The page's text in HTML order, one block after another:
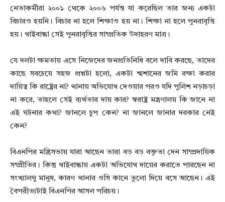
নেতাকর্মীরা ২০০১ থেকে ২০০৬ পর্যন্ত যা করেছিল তার জন্য একটা
বিচারও হয়নি। বিচার না হলে শিক্ষাও হয় না। শিক্ষা না হলে পুনরাবৃত্তি
হয়। গাইবান্ধা সেই পুনরাবৃত্তির সাম্প্রতিক উদাহরণ মাত্র।
যে দলটা ক্ষমতায় এসে নিজেদের জনপ্রতিনিধি বলে দাবি করছে, তাদের
কাছে সবচেয়ে সহজ প্রশ্নটা হলো, একটা শ্মশানের জমি রক্ষা করার
দায়িত্ব কি রাষ্ট্রের না? থানায় অভিযোগ দেওয়ার পরও যদি পুলিশ নড়াচড়া
না করে, তাহলে সেই ব্যর্থতার দায় কার? স্বরাষ্ট্র মন্ত্রণালয় কি জানে না
এই ঘটনার কথা? জানলে চুপ কেন? না জানলে জানার দরকার নেই
কেন?
বিএনপির মন্ত্রিসভায় যারা আছেন তারা বড় বড় বক্তৃতা দেন সাম্প্রদায়িক
সম্প্রীতির। কিন্তু গাইবান্ধায় একটা অভিযোগ দায়ের করাতে পারছেন না
সংখ্যালঘু মানুষ, কারণ থানার ওসি কানে তুলো দিয়ে বসে আছেন। এই
বৈপরীত্যটাই বিএনপির আসল পরিচয়।